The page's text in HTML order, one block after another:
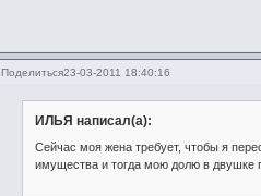
Поделиться23-03-2011 18:40:16
ИЛЬЯ написал(а):
Сейчас моя жена требует, чтобы я
имущества и тогда мою долю в двушке